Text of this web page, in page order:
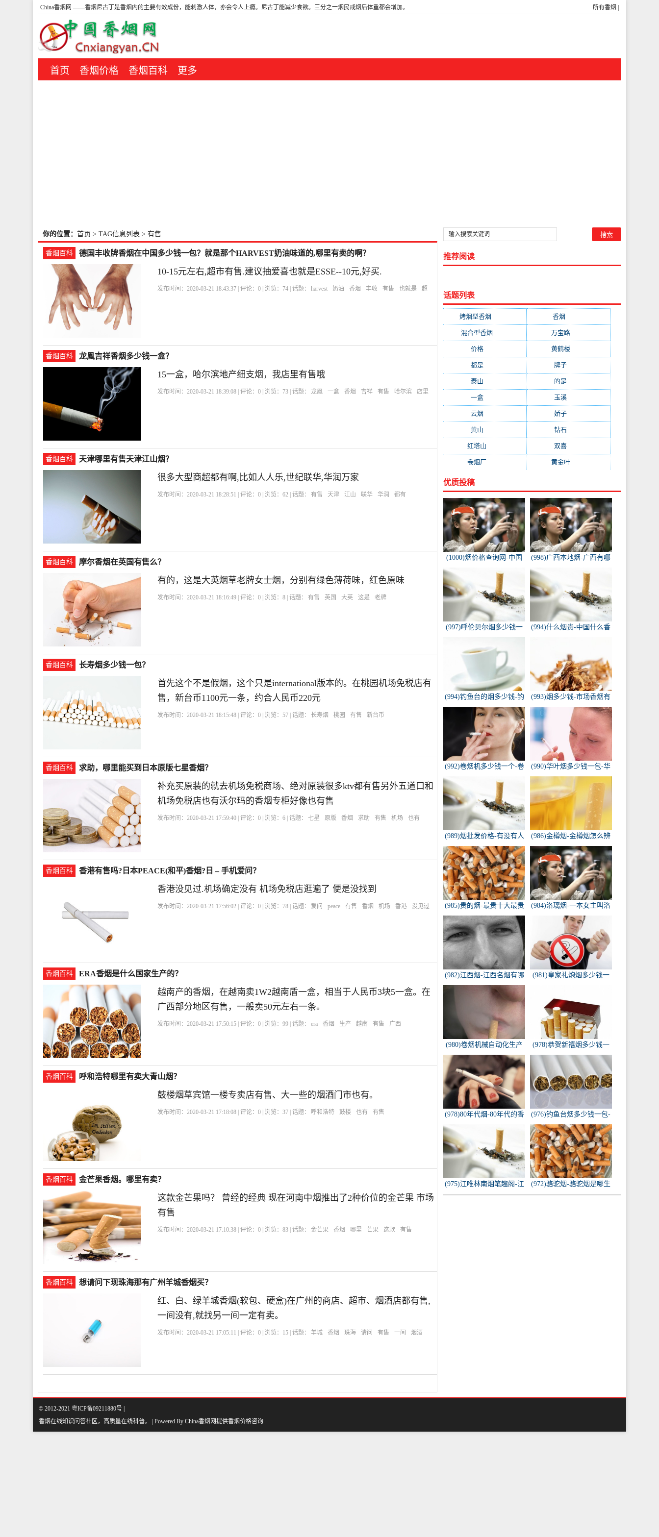
所有香烟
China香烟网 ——香烟尼古丁是香烟内的主要有效成份，能刺激人体，亦会令人上瘾。尼古丁能减少食欲。三分之一烟民戒烟后体重都会增加。
首页 香烟价格 香烟百科 更多
你的位置： 首页 > TAG信息列表 > 有售
香烟百科 德国丰收牌香烟在中国多少钱一包？就是那个HARVEST奶油味道的,哪里有卖的啊？
10-15元左右,超市有售.建议抽爱喜也就是ESSE--10元,好买.
发布时间：2020-03-21 18:43:37 | 评论：0 | 浏览： 74 | 话题： harvest 奶油 香烟 丰收 有售 也就是
超
香烟百科 龙鳯吉祥香烟多少钱一盒？
15一盒，哈尔滨地产细支烟，我店里有售哦
发布时间：2020-03-21 18:39:08 | 评论：0 | 浏览： 73 | 话题： 龙鳯 一盒 香烟 吉祥 有售 哈尔滨 店里
香烟百科 天津哪里有售天津江山烟？
很多大型商超都有啊,比如人人乐,世纪联华,华润万家
发布时间：2020-03-21 18:28:51 | 评论：0 | 浏览：62 | 话题： 有售 天津 江山 联华 华润 都有
香烟百科 摩尔香烟在英国有售么？
有的，这是大英烟草老牌女士烟，分别有绿色薄荷味，红色原味
发布时间：2020-03-21 18:16:49 | 评论：0 | 浏览：8 | 话题： 有售 英国 大英 这是 老牌
香烟百科 长寿烟多少钱一包？
首先这个不是假烟，这个只是international版本的。在桃园机场免税店有
售，新台币1100元一条，约合人民币220元
发布时间：2020-03-21 18:15:48 | 评论：0 | 浏览：57 | 话题： 长寿烟 桃园 有售 新台币
香烟百科 求助，哪里能买到日本原版七星香烟？
补充买原装的就去机场免税商场、绝对原装很多ktv都有售另外五道口和
机场免税店也有沃尔玛的香烟专柜好像也有售
发布时间：2020-03-21 17:59:40 | 评论：0 | 浏览：6 | 话题： 七星 原版 香烟 求助 有售 机场 也有
香烟百科 香港有售吗?日本PEACE(和平)香烟?日 – 手机爱问？
香港没见过.机场确定没有 机场免税店逛遍了 便是没找到
发布时间：2020-03-21 17:56:02 | 评论：0 | 浏览： 78 | 话题： 爱问 peace 有售 香烟 机场 香港 没见过
香烟百科 ERA香烟是什么国家生产的？
越南产的香烟，在越南卖1W2越南盾一盒，相当于人民币3块5一盒。在
广西部分地区有售，一般卖50元左右一条。
发布时间：2020-03-21 17:50:15 | 评论：0 | 浏览：99 | 话题： era 香烟 生产 越南 有售 广西
香烟百科 呼和浩特哪里有卖大青山烟？
鼓楼烟草宾馆一楼专卖店有售、大一些的烟酒门市也有。
发布时间：2020-03-21 17:18:08 | 评论：0 | 浏览：37 | 话题： 呼和浩特 鼓楼 也有 有售
香烟百科 金芒果香烟。哪里有卖？
这款金芒果吗？ 曾经的经典 现在河南中烟推出了2种价位的金芒果 市场
有售
发布时间：2020-03-21 17:10:38 | 评论：0 | 浏览：83 | 话题： 金芒果 香烟 哪里 芒果 这款 有售
香烟百科 想请问下现珠海那有广州羊城香烟买？
红、白、绿羊城香烟(软包、硬盒)在广州的商店、超市、烟酒店都有售,
一间没有,就找另一间一定有卖。
发布时间：2020-03-21 17:05:11 | 评论：0 | 浏览： 15 | 话题： 羊城 香烟 珠海 请问 有售 一间 烟酒
推荐阅读
话题列表
烤烟型香烟 香烟
混合型香烟 万宝路(331)
价格(319) 黄鹤楼(315)
都是(272) 牌子
泰山 的是
一盒(176) 玉溪
云烟 娇子
黄山 钻石
红塔山 双喜
卷烟厂 黄金叶(151)
优质投稿
(1000)烟价格查询网-中国
(998)广西本地烟-广西有哪
(997)呼伦贝尔烟多少钱一
包-白色的呼伦贝尔香烟多
少钱一包
(994)什么烟贵-中国什么香
(994)钓鱼台的烟多少钱-钓
鱼台香烟价格有哪几种规
格？
(993)烟多少钱-市场香烟有
几种 各多少钱一包
(992)卷烟机多少钱一个-卷
(990)华叶烟多少钱一包-华
叶烟价格多少钱一包
(989)烟批发价格-有没有人
知道，各种香烟批发价？
(986)金樽烟-金樽烟怎么辨
别真假
(985)贵的烟-最贵十大最贵
的香烟是什么
(984)洛璃烟-一本女主叫洛
璃烟的快穿小说，叫什么
名字来着？？？
(982)江西烟-江西名烟有哪
些
(981)皇家礼炮烟多少钱一
(980)卷烟机械自动化生产
线-中国烟草机械集团
(978)恭贺新禧烟多少钱一
包-恭贺新禧香烟有细支的
多少钱一盒？
(978)80年代烟-80年代的香
(976)钓鱼台烟多少钱一包-
钓鱼台烟多少钱一包
(975)江唯林南烟笔趣阁-江
唯林南烟小说叫什么名
(972)骆驼烟-骆驼烟是哪生
产的
© 2012-2021 粤ICP备09211880号 |
香烟在线知识问答社区，高质量在线科普。 | Powered By China香烟网提供香烟价格咨询